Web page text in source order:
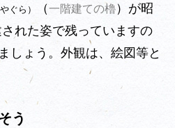
ぐら） （一階建ての櫓）が昭
れた姿で残っていますの
しょう。外観は、絵図等と
う